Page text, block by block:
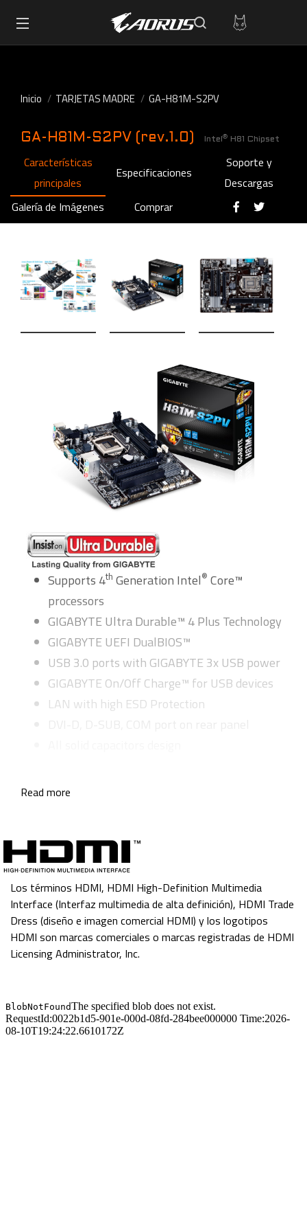
Inicio TARJETAS MADRE GA-H81M-S2PV
GA-H81M-S2PV (rev.1.0) Intel ® H81 Chipset
Características
principales
Especificaciones
Soporte y
Descargas
Galería de Imágenes
Comprar
Supports 4th Generation Intel® Core™
processors
GIGABYTE Ultra Durable™ 4 Plus Technology
GIGABYTE UEFI DualBIOS™
USB 3.0 ports with GIGABYTE 3x USB power
GIGABYTE On/Off Charge™ for USB devices
LAN with high ESD Protection
Read more
Los términos HDMI, HDMI High-Definition Multimedia
Interface (Interfaz multimedia de alta definición), HDMI Trade
Dress (diseño e imagen comercial HDMI) y los logotipos
HDMI son marcas comerciales o marcas registradas de HDMI
Licensing Administrator, Inc.